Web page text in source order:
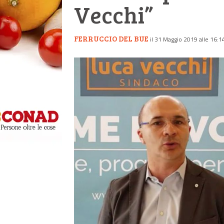
Vecchi”
FERRUCCIO DEL BUE il 31 Maggio 2019 alle